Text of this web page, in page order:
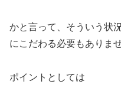
かと言って、そういう状
にこだわる必要もありませ
ポイントとしては